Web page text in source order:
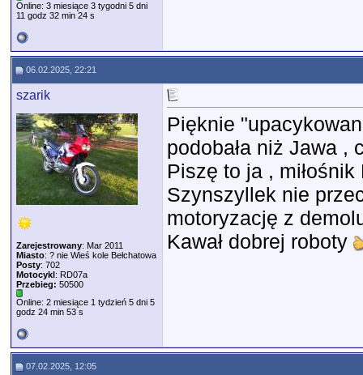
Online: 3 miesiące 3 tygodni 5 dni
11 godz 32 min 24 s
06.02.2025, 22:21
szarik
Zarejestrowany: Mar 2011
Miasto: ? nie Wieś kole Bełchatowa
Posty: 702
Motocykl: RD07a
Przebieg: 50500
Online: 2 miesiące 1 tydzień 5 dni 5
godz 24 min 53 s
Pięknie
podobała niż Jawa ,
Piszę to ja ,
Szynszyllek nie
motoryzację z
Kawał dobrej roboty
07.02.2025, 12:05